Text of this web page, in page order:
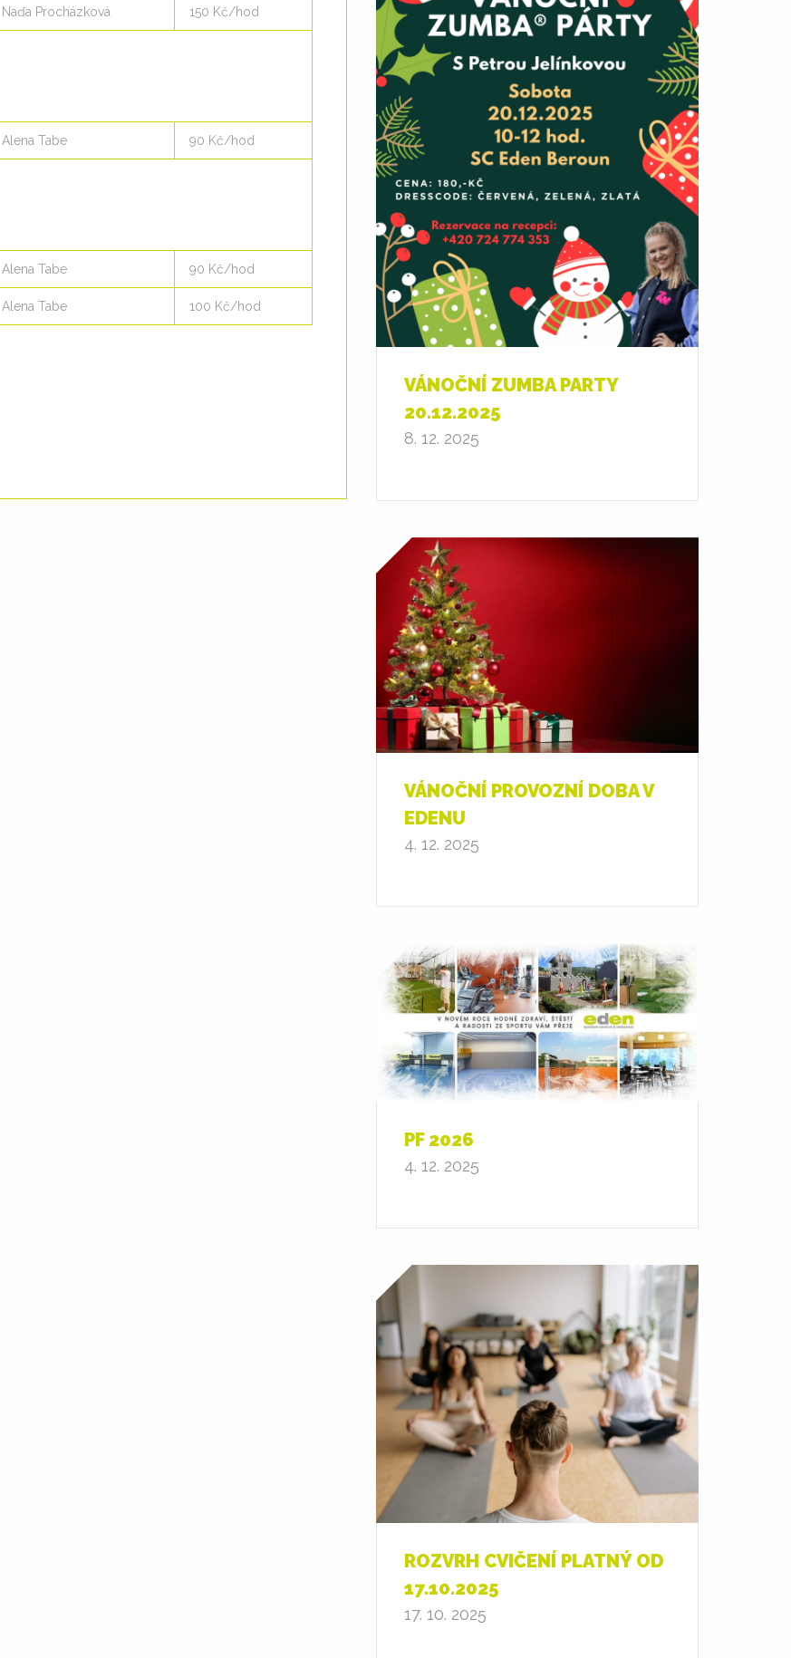
Naďa Procházková 150 Kč/hod
Alena Tabe 90 Kč/hod
Alena Tabe 90 Kč/hod
Alena Tabe 100 Kč/hod
VÁNOČNÍ ZUMBA PARTY
20.12.2025
8. 12. 2025
VÁNOČNÍ PROVOZNÍ DOBA V
EDENU
4. 12. 2025
PF 2026
4. 12. 2025
ROZVRH CVIČENÍ PLATNÝ OD
17.10.2025
17. 10. 2025